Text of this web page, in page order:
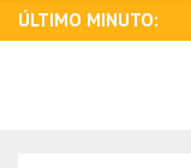
ÚLTIMO MINUTO:
en las relaciones entre